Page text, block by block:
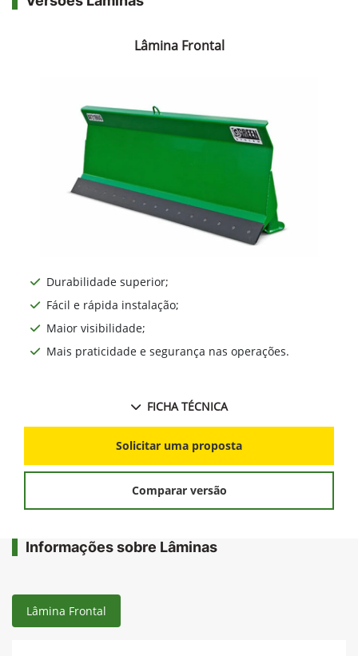
Lâmina Frontal
Durabilidade superior;
Fácil e rápida instalação;
Maior visibilidade;
Mais praticidade e segurança nas operações.
FICHA TÉCNICA
Solicitar uma proposta
Comparar versão
Informações sobre Lâminas
Lâmina Frontal